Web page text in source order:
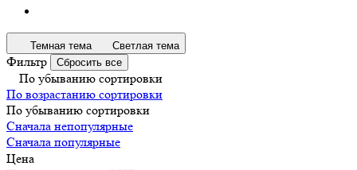
Темная тема Светлая тема
Фильтр Сбросить все
По убыванию сортировки
По возрастанию сортировки
По убыванию сортировки
Сначала непопулярные
Сначала популярные
Цена